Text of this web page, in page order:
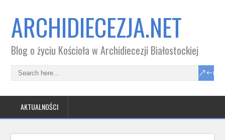
ARCHIDIECEZJA.NET
Blog o życiu Kościoła w Archidiecezji Białostockiej
AKTUALNOŚCI